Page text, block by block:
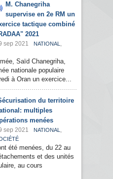
M. Chanegriha
supervise en 2e RM un
tactique combiné
2021
sep 2021 NATIONAL ,
Saïd Chanegriha,
nationale populaire
à Oran un exercice...
du territoire
multiples
menées
sep 2021 NATIONAL ,
été menées, du 22 au
et des unités
au cours